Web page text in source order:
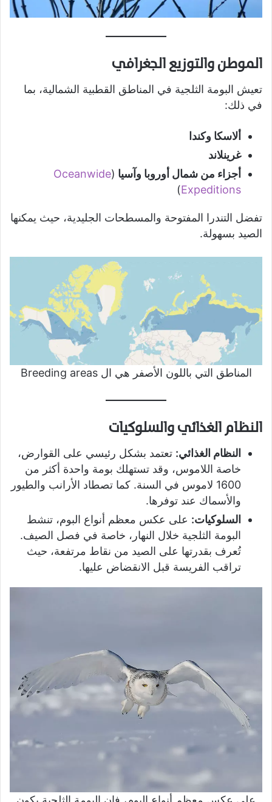
الموطن والتوزيع الجغرافي
تعيش البومة الثلجية في المناطق القطبية الشمالية، بما
في ذلك:
ألاسكا وكندا
غرينلاند
أجزاء من شمال أوروبا وآسيا (
Oceanwide
Expeditions
)
تفضل التندرا المفتوحة والمسطحات الجليدية، حيث يمكنها
الصيد بسهولة.
المناطق التي باللون الأصفر هي ال Breeding areas
النظام الغذائي والسلوكيات
النظام الغذائي: تعتمد بشكل رئيسي على القوارض،
خاصة اللاموس، وقد تستهلك بومة واحدة أكثر من
1600 لاموس في السنة. كما تصطاد الأرانب والطيور
والأسماك عند توفرها.
السلوكيات: على عكس معظم أنواع البوم، تنشط
البومة الثلجية خلال النهار، خاصة في فصل الصيف.
تُعرف بقدرتها على الصيد من نقاط مرتفعة، حيث
تراقب الفريسة قبل الانقضاض عليها.